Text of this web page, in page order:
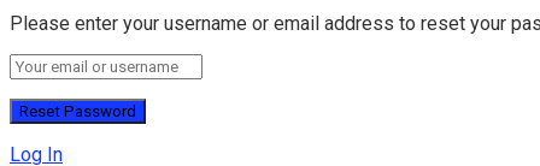
Please enter your username or email address to reset your
Log In